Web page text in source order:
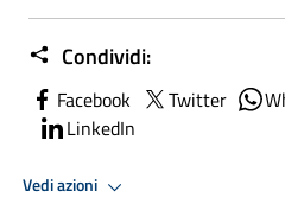
Condividi:
Facebook Twitter
LinkedIn
Vedi azioni